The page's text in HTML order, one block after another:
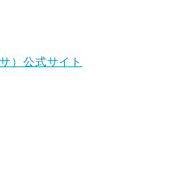
）公式サイト